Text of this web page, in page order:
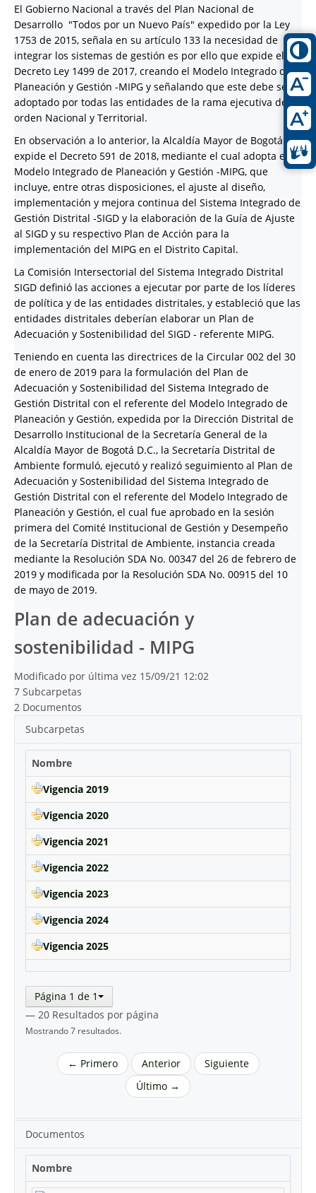
El Gobierno Nacional a través del Plan Nacional de
Desarrollo "Todos por un Nuevo País" expedido por la Ley
1753 de 2015, señala en su artículo 133 la necesidad de
integrar los sistemas de gestión es por ello que expide el
Decreto Ley 1499 de 2017, creando el Modelo Integrado de
Planeación y Gestión -MIPG y señalando que este debe ser
adoptado por todas las entidades de la rama ejecutiva del
orden Nacional y Territorial.
En observación a lo anterior, la Alcaldía Mayor de Bogotá
expide el Decreto 591 de 2018, mediante el cual adopta el
Modelo Integrado de Planeación y Gestión -MIPG, que
incluye, entre otras disposiciones, el ajuste al diseño,
implementación y mejora continua del Sistema Integrado de
Gestión Distrital -SIGD y la elaboración de la Guía de Ajuste
al SIGD y su respectivo Plan de Acción para la
implementación del MIPG en el Distrito Capital.
La Comisión Intersectorial del Sistema Integrado Distrital
SIGD definió las acciones a ejecutar por parte de los líderes
de política y de las entidades distritales, y estableció que las
entidades distritales deberían elaborar un Plan de
Adecuación y Sostenibilidad del SIGD - referente MIPG.
Teniendo en cuenta las directrices de la Circular 002 del 30
de enero de 2019 para la formulación del Plan de
Adecuación y Sostenibilidad del Sistema Integrado de
Gestión Distrital con el referente del Modelo Integrado de
Planeación y Gestión, expedida por la Dirección Distrital de
Desarrollo Institucional de la Secretaría General de la
Alcaldía Mayor de Bogotá D.C., la Secretaría Distrital de
Ambiente formuló, ejecutó y realizó seguimiento al Plan de
Adecuación y Sostenibilidad del Sistema Integrado de
Gestión Distrital con el referente del Modelo Integrado de
Planeación y Gestión, el cual fue aprobado en la sesión
primera del Comité Institucional de Gestión y Desempeño
de la Secretaría Distrital de Ambiente, instancia creada
mediante la Resolución SDA No. 00347 del 26 de febrero de
2019 y modificada por la Resolución SDA No. 00915 del 10
de mayo de 2019.
Plan de adecuación y
sostenibilidad - MIPG
Modificado por última vez 15/09/21 12:02
7 Subcarpetas
2 Documentos
Subcarpetas
Nombre
Vigencia 2019
Vigencia 2020
Vigencia 2021
Vigencia 2022
Vigencia 2023
Vigencia 2024
Vigencia 2025
Página 1 de 1
— 20 Resultados por página
Mostrando 7 resultados.
← Primero Anterior
Siguiente
Último →
Documentos
Nombre